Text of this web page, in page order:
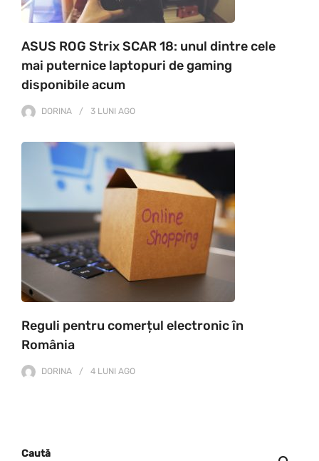
ASUS ROG Strix SCAR 18: unul dintre cele
mai puternice laptopuri de gaming
disponibile acum
DORINA 3 LUNI AGO
Reguli pentru comerțul electronic în
România
DORINA 4 LUNI AGO
Caută